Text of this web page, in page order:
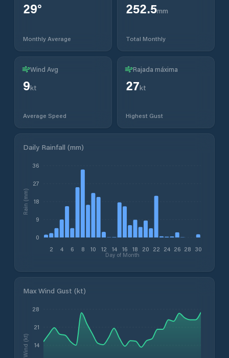
29°
Monthly Average
252.5mm
Total Monthly
Wind Avg
9kt
Average Speed
Rajada máxima
27kt
Highest Gust
Daily Rainfall (mm)
2 4 6 8 10 12 14 16 18 20 22 24 26 28 30
Day of Month
0
9
18
27
36
Rain (mm)
Max Wind Gust (kt)
14
21
28
Wind (kt)